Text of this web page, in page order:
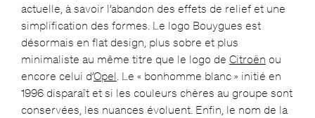
actuelle, à savoir l’abandon des effets de relief et une
simplification des formes. Le logo Bouygues est
désormais en flat design, plus sobre et plus
minimaliste au même titre que le logo de Citroën ou
encore celui d’Opel . Le « bonhomme blanc » initié en
1996 disparaît et si les couleurs chères au groupe sont
conservées, les nuances évoluent. Enfin, le nom de la